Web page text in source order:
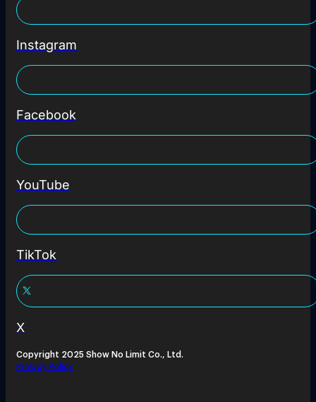
Instagram
Facebook
YouTube
TikTok
X
Copyright 2025 Show No Limit Co., Ltd.
Privacy Policy